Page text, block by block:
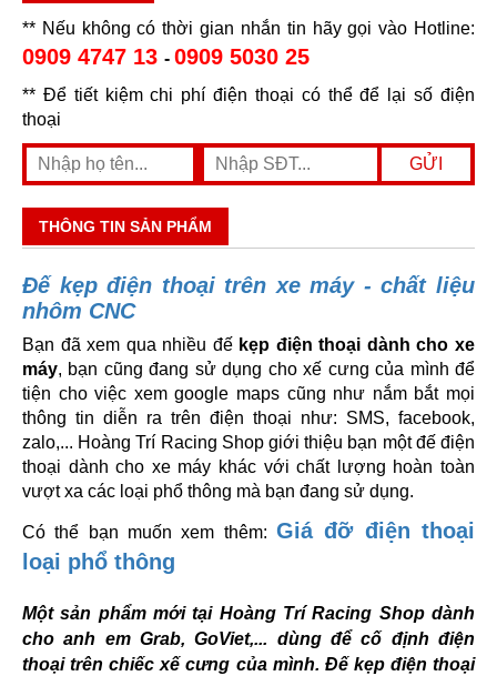
** Nếu không có thời gian nhắn tin hãy gọi vào Hotline:
0909 4747 13 - 0909 5030 25
** Để tiết kiệm chi phí điện thoại có thể để lại số điện
thoại
THÔNG TIN SẢN PHẨM
Đế kẹp điện thoại trên xe máy - chất liệu
nhôm CNC
Bạn đã xem qua nhiều đế kẹp điện thoại dành cho xe
máy, bạn cũng đang sử dụng cho xế cưng của mình để
tiện cho việc xem google maps cũng như nắm bắt mọi
thông tin diễn ra trên điện thoại như: SMS, facebook,
zalo,... Hoàng Trí Racing Shop giới thiệu bạn một đế điện
thoại dành cho xe máy khác với chất lượng hoàn toàn
vượt xa các loại phổ thông mà bạn đang sử dụng.
Có thể bạn muốn xem thêm: Giá đỡ điện thoại
loại phổ thông
Một sản phẩm mới tại Hoàng Trí Racing Shop dành
cho anh em Grab, GoViet,... dùng để cố định điện
thoại trên chiếc xế cưng của mình. Đế kẹp điện thoại